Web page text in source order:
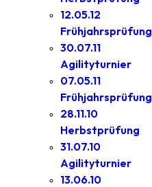
12.05.12
Frühjahrsprüfung
30.07.11
Agilityturnier
07.05.11
Frühjahrsprüfung
28.11.10
Herbstprüfung
31.07.10
Agilityturnier
13.06.10